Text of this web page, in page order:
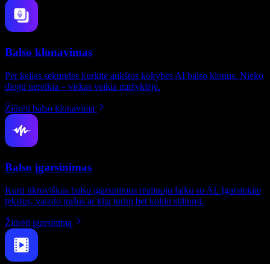
Balso klonavimas
Per kelias sekundes kurkite aukštos kokybės AI balso klonus. Nieko
diegti nereikia – viskas veikia naršyklėje.
Žiūrėti balso klonavimą
Balso įgarsinimas
Kurti tikroviškus balso įgarsinimus realiuoju laiku su AI. Įgarsinkite
tekstus, vaizdo įrašus ar kitą turinį bet kokiu stiliumi.
Žiūrėti įgarsinimą